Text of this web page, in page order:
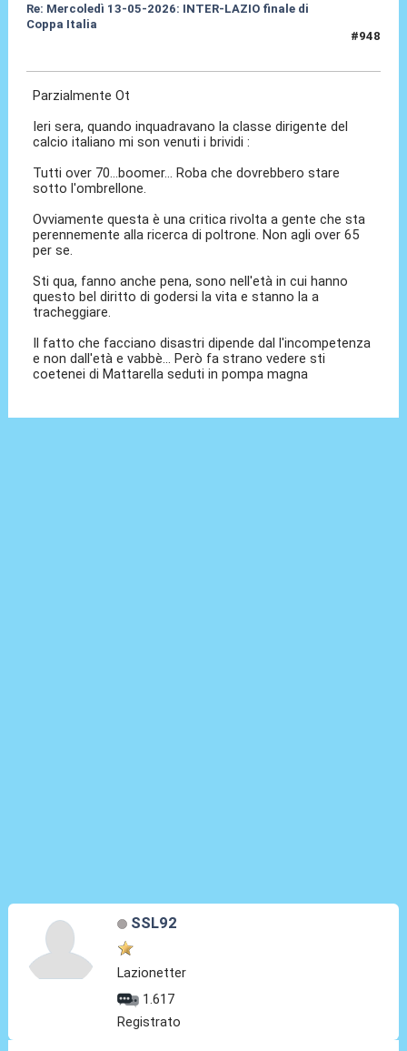
Re: Mercoledì 13-05-2026: INTER-LAZIO finale di
Coppa Italia
#948
Parzialmente Ot
Ieri sera, quando inquadravano la classe dirigente del
calcio italiano mi son venuti i brividi :
Tutti over 70...boomer... Roba che dovrebbero stare
sotto l'ombrellone.
Ovviamente questa è una critica rivolta a gente che sta
perennemente alla ricerca di poltrone. Non agli over 65
per se.
Sti qua, fanno anche pena, sono nell'età in cui hanno
questo bel diritto di godersi la vita e stanno la a
tracheggiare.
Il fatto che facciano disastri dipende dal l'incompetenza
e non dall'età e vabbè... Però fa strano vedere sti
coetenei di Mattarella seduti in pompa magna
SSL92
Lazionetter
1.617
Registrato